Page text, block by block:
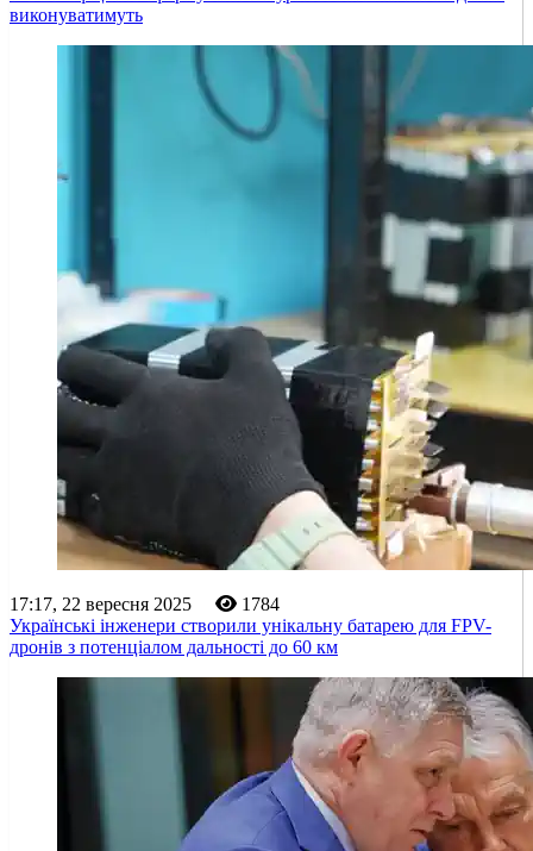
виконуватимуть
17:17, 22 вересня 2025
1784
Українські інженери створили унікальну батарею для FPV-
дронів з потенціалом дальності до 60 км